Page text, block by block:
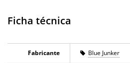
Ficha técnica
Fabricante Blue Junker